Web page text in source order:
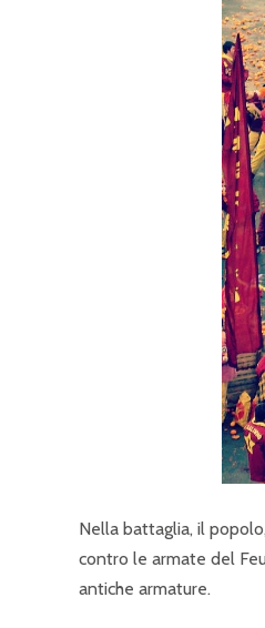
Nella battaglia, il
contro le armate del
antiche armature.